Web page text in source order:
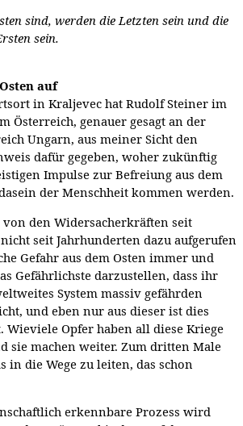
sind, werden die Letzten sein und die
sein.
auf
in Kraljevec hat Rudolf Steiner im
Österreich, genauer gesagt an der
Ungarn, aus meiner Sicht den
dafür gegeben, woher zukünftig
Impulse zur Befreiung aus dem
der Menschheit kommen werden.
den Widersacherkräften seit
seit Jahrhunderten dazu aufgerufen
Gefahr aus dem Osten immer und
Gefährlichste darzustellen, dass ihr
System massiv gefährden
und eben nur aus dieser ist dies
Wieviele Opfer haben all diese Kriege
sie machen weiter. Zum dritten Male
in die Wege zu leiten, das schon
erkennbare Prozess wird